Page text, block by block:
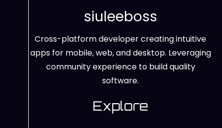
siuleeboss
Cross-platform developer creating intuitive
apps for mobile, web, and desktop. Leveraging
community experience to build quality
software.
Explore